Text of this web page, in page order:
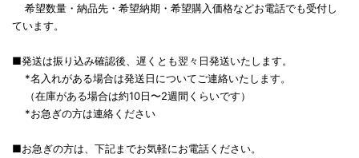
希望数量・納品先・希望納期・希望購入価格などお電話でも受付し
ています。
■発送は振り込み確認後、遅くとも翌々日発送いたします。
*名入れがある場合は発送日についてご連絡いたします。
（在庫がある場合は約10日〜2週間くらいです）
*お急ぎの方は連絡ください
■お急ぎの方は、下記までお気軽にお電話ください。